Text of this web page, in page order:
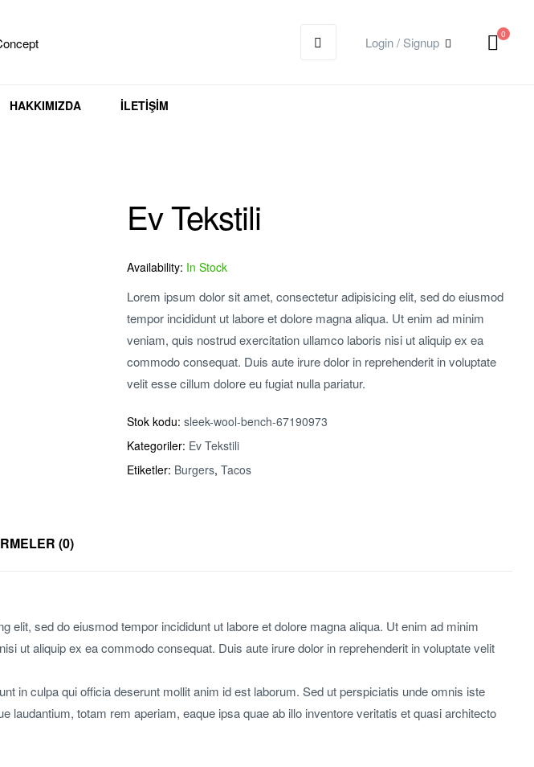
Login / Signup
0
HAKKIMIZDA İLETIŞIM
Ev Tekstili
Availability: In Stock
Lorem ipsum dolor sit amet, consectetur adipisicing elit, sed do eiusmod
tempor incididunt ut labore et dolore magna aliqua. Ut enim ad minim
veniam, quis nostrud exercitation ullamco laboris nisi ut aliquip ex ea
commodo consequat. Duis aute irure dolor in reprehenderit in voluptate
velit esse cillum dolore eu fugiat nulla pariatur.
Stok kodu: sleek-wool-bench-67190973
Kategoriler: Ev Tekstili
Etiketler: Burgers, Tacos
(0)
elit, sed do eiusmod tempor incididunt ut labore et dolore magna aliqua. Ut enim ad minim
ut aliquip ex ea commodo consequat. Duis aute irure dolor in reprehenderit in voluptate velit
in culpa qui officia deserunt mollit anim id est laborum. Sed ut perspiciatis unde omnis iste
laudantium, totam rem aperiam, eaque ipsa quae ab illo inventore veritatis et quasi architecto